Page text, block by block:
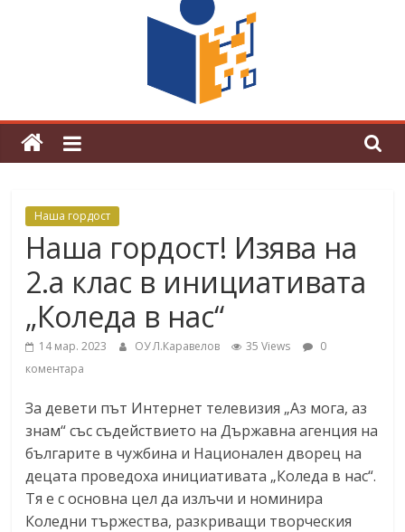
Магията на Андерсен оживя в ОУ
„Любен Каравелов“
Наша гордост
Наша гордост! Изява на
2.а клас в инициативата
„Коледа в нас“
14 мар. 2023 ОУ Л.Каравелов 35 Views
0
коментара
За девети път Интернет телевизия „Аз мога, аз
знам“ със съдействието на Държавна агенция на
българите в чужбина и Национален дворец на
децата проведоха инициативата „Коледа в нас“.
Тя е с основна цел да излъчи и номинира
Коледни тържества, разкриващи творческия